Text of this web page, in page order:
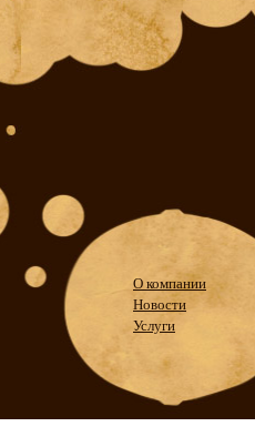
О компании
Новости
Услуги